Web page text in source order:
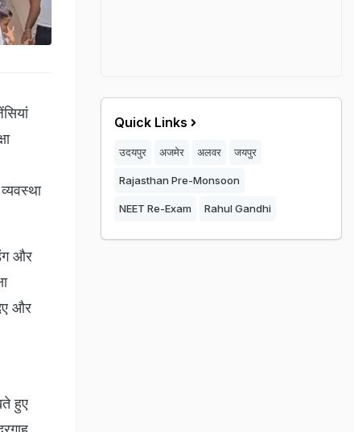
और
और
हुए
Quick Links
उदयपुर अजमेर अलवर जयपुर
Rajasthan Pre-Monsoon
NEET Re-Exam Rahul Gandhi